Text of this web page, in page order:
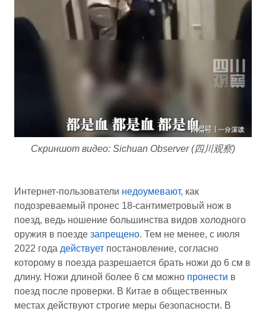
Скриншот видео: Sichuan Observer (四川观察)
Интернет-пользователи недоумевают, как
подозреваемый пронес 18-сантиметровый нож в
поезд, ведь ношение большинства видов холодного
оружия в поезде запрещено. Тем не менее, с июля
2022 года действует постановление, согласно
которому в поезда разрешается брать ножи до 6 см в
длину. Ножи длиной более 6 см можно пронести в
поезд после проверки. В Китае в общественных
местах действуют строгие меры безопасности. В